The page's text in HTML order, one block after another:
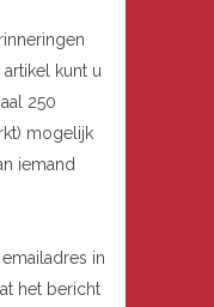
kunt u
250
mogelijk
iemand
in
het bericht